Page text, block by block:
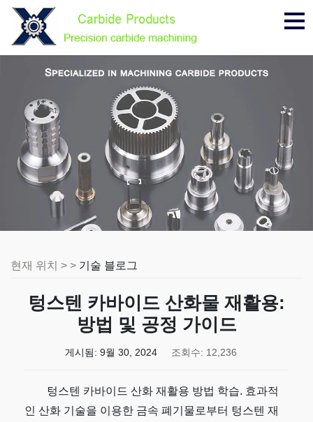
메
뉴
현재 위치 > > 기술 블로그
텅스텐 카바이드 산화물 재활용:
방법 및 공정 가이드
게시됨: 9월 30, 2024 조회수: 12,236
텅스텐 카바이드 산화 재활용 방법 학습. 효과적
인 산화 기술을 이용한 금속 폐기물로부터 텅스텐 재